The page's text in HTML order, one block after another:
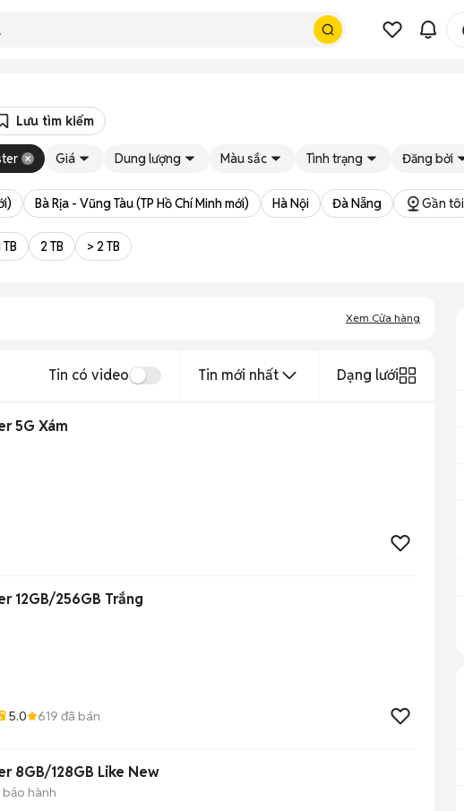
Lưu tìm kiếm
Giá Dung lượng Màu sắc Tình trạng Đăng bởi
Bà Rịa - Vũng Tàu (TP Hồ Chí Minh mới) Hà Nội Đà Nẵng Gần tôi
TB 2 TB > 2 TB
Xem Cửa hàng
Tin có video Tin mới nhất Dạng lưới
5G Xám
12GB/256GB Trắng
5.0 619 đã bán
8GB/128GB Like New
bảo hành